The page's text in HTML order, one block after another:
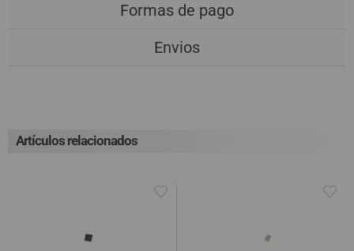
Formas de pago
Envios
Artículos relacionados